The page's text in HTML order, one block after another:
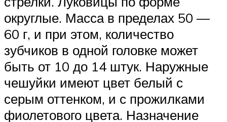
округлые. Масса в пределах 50 —
60 г, и при этом, количество
зубчиков в одной головке может
быть от 10 до 14 штук. Наружные
чешуйки имеют цвет белый с
серым оттенком, и с прожилками
фиолетового цвета. Назначение